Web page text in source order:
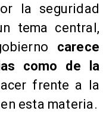
la seguridad
tema central,
carece
como de la
frente a la
esta materia.